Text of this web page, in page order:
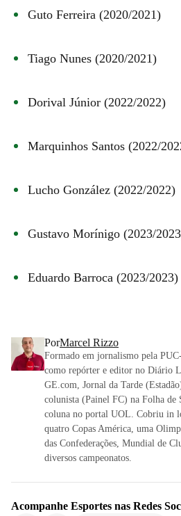
Guto Ferreira (2020/2021)
Tiago Nunes (2020/2021)
Dorival Júnior (2022/2022)
Marquinhos Santos (2022/
Lucho González (2022/2022)
Gustavo Morínigo (2023/
Eduardo Barroca (2023/2023)
PorMarcel Rizzo
Formado em jornalismo pela
como repórter e editor no Diário
GE.com, Jornal da Tarde
colunista (Painel FC) na Folha de
coluna no portal UOL. Cobriu in
quatro Copas América, uma
das Confederações, Mundial de
diversos campeonatos.
Acompanhe Esportes nas Redes